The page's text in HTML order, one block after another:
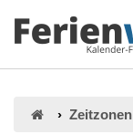
Zeitzonen